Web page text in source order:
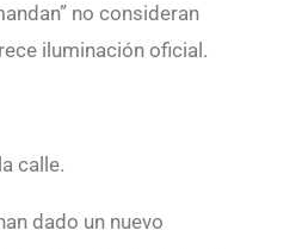
no consideran
iluminación oficial.
calle.
dado un nuevo